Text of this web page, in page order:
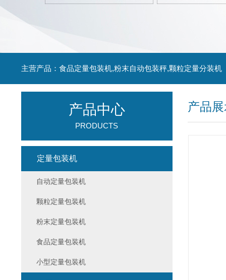
主营产品：食品定量包装机,粉末自动包装秤,颗粒定量分装机
产品
产品中心
PRODUCTS
定量包装机
自动定量包装机
颗粒定量包装机
粉末定量包装机
食品定量包装机
小型定量包装机